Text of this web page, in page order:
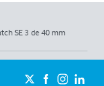
SE 3 de 40 mm